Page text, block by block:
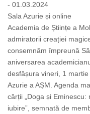
- 01.03.2024
Sala Azurie și online
Academia de Științe a
admiratorii creației
consemnăm împreună
aniversarea
desfășura vineri, 1
Azurie a AȘM. Agenda
cărții „Doga și
iubire”, semnată de